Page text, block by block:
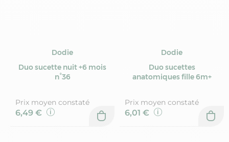
Dodie
Duo sucette nuit +6 mois
n°36
Prix moyen constaté
6,49 €
Dodie
Duo sucettes
anatomiques fille 6m+
Prix moyen constaté
6,01 €